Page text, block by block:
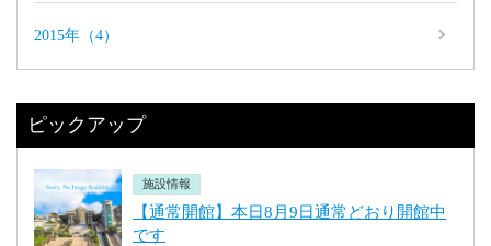
2015年（4）
ピックアップ
施設情報
【通常開館】本日8月9日通常どおり開館中
です